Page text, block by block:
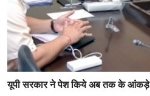
यूपी सरकार ने पेश किये अब तक के आंकड़े